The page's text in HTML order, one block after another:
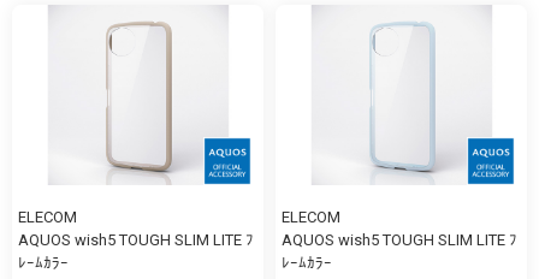
ELECOM
AQUOS wish5 TOUGH SLIM LITE ﾌ
ﾚｰﾑｶﾗｰ
ELECOM
AQUOS wish5 TOUGH SLIM LITE ﾌ
ﾚｰﾑｶﾗｰ